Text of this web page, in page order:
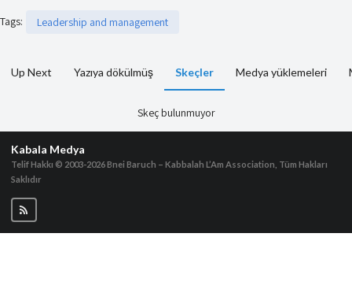
Tags: Leadership and management
Up Next Yazıya dökülmüş Skeçler Medya yüklemeleri
Skeç bulunmuyor
Kabala Medya
Telif Hakkı © 2003-2026Bnei Baruch – Kabbalah L’Am Association, Tüm Hakları
Saklıdır